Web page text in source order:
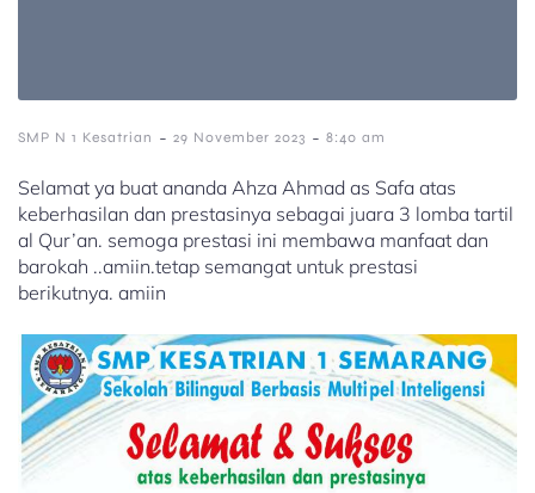
SMP N 1 Kesatrian - 29 November 2023 - 8:40 am
Selamat ya buat ananda Ahza Ahmad as Safa atas
keberhasilan dan prestasinya sebagai juara 3 lomba tartil
al Qur’an. semoga prestasi ini membawa manfaat dan
barokah ..amiin.tetap semangat untuk prestasi
berikutnya. amiin